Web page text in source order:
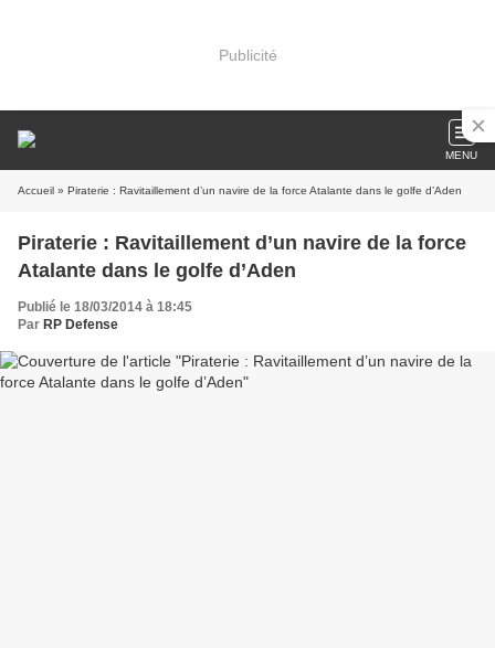
Publicité
MENU
Accueil » Piraterie : Ravitaillement d’un navire de la force Atalante dans le golfe d’Aden
Piraterie : Ravitaillement d’un navire de la force
Atalante dans le golfe d’Aden
Publié le 18/03/2014 à 18:45
Par RP Defense